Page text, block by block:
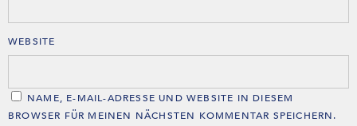
WEBSITE
NAME, E-MAIL-ADRESSE UND WEBSITE IN DIESEM
BROWSER FÜR MEINEN NÄCHSTEN KOMMENTAR SPEICHERN.